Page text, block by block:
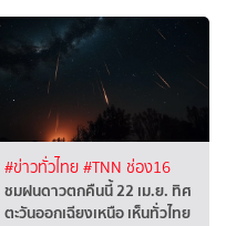
#ข่าวทั่วไทย#TNN ช่อง16
ชมฝนดาวตกคืนนี้ 22 เม.ย. ทิศ
ตะวันออกเฉียงเหนือ เห็นทั่วไทย